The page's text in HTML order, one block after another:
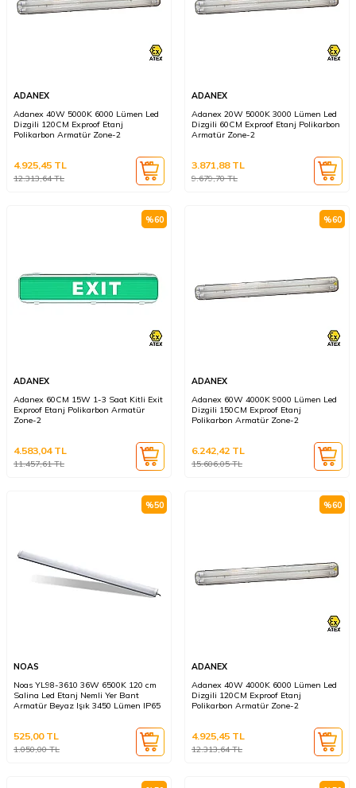
ADANEX
Adanex 40W 5000K 6000 Lümen Led
Dizgili 120CM Exproof Etanj
Polikarbon Armatür Zone-2
12.313,64TL
4.925,45 TL
ADANEX
Adanex 20W 5000K 3000 Lümen Led
Dizgili 60CM Exproof Etanj Polikarbon
Armatür Zone-2
9.679,70TL
3.871,88TL
%60
ADANEX
Adanex 60CM 15W 1-3 Saat Kitli Exit
Exproof Etanj Polikarbon Armatür
Zone-2
11.457,61TL
4.583,04TL
%60
ADANEX
Adanex 60W 4000K 9000 Lümen Led
Dizgili 150CM Exproof Etanj
Polikarbon Armatür Zone-2
15.606,05TL
6.242,42 TL
%50
NOAS
Noas YL98-3610 36W 6500K 120 cm
Salina Led Etanj Nemli Yer Bant
Armatür Beyaz Işık 3450 Lümen IP65
1.050,00TL
525,00TL
%60
ADANEX
Adanex 40W 4000K 6000 Lümen Led
Dizgili 120CM Exproof Etanj
Polikarbon Armatür Zone-2
12.313,64TL
4.925,45 TL